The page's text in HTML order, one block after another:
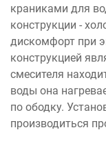
краниками для
конструкции -
дискомфорт при
конструкцией
смесителя
воды она
по ободку.
производиться